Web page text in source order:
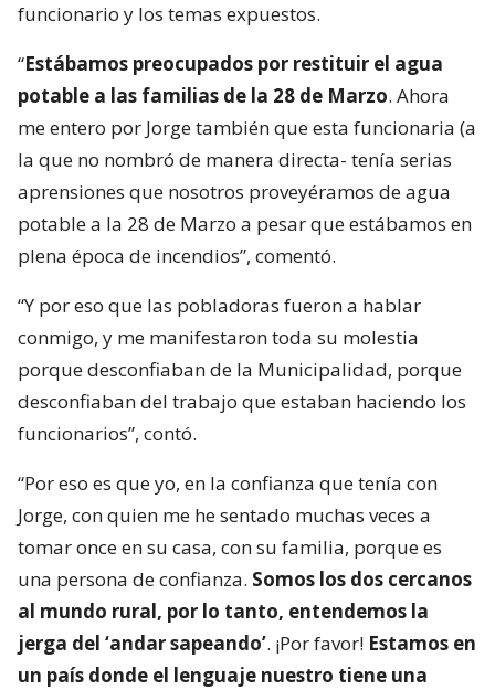
funcionario y los temas expuestos.
“Estábamos preocupados por restituir el agua
potable a las familias de la 28 de Marzo. Ahora
me entero por Jorge también que esta funcionaria (a
la que no nombró de manera directa- tenía serias
aprensiones que nosotros proveyéramos de agua
potable a la 28 de Marzo a pesar que estábamos en
plena época de incendios”, comentó.
“Y por eso que las pobladoras fueron a hablar
conmigo, y me manifestaron toda su molestia
porque desconfiaban de la Municipalidad, porque
desconfiaban del trabajo que estaban haciendo los
funcionarios”, contó.
“Por eso es que yo, en la confianza que tenía con
Jorge, con quien me he sentado muchas veces a
tomar once en su casa, con su familia, porque es
una persona de confianza. Somos los dos cercanos
al mundo rural, por lo tanto, entendemos la
jerga del ‘andar sapeando’. ¡Por favor! Estamos en
un país donde el lenguaje nuestro tiene una